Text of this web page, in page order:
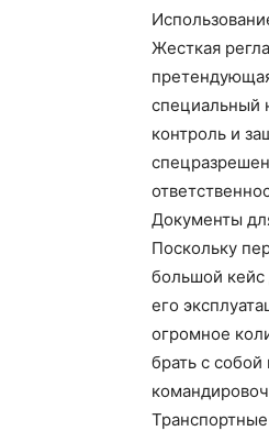
Жесткая
специальный
контроль и
Документы
Поскольку
большой кейс
его
огромное
брать с